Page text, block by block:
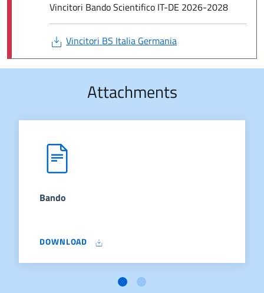
Vincitori Bando Scientifico IT-DE 2026-2028
Vincitori BS Italia Germania
Attachments
Bando
DOWNLOAD